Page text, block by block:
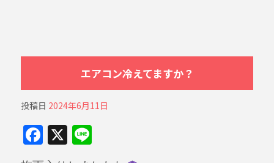
エアコン冷えてますか？
投稿日 2024年6月11日
F
a
X Li
n